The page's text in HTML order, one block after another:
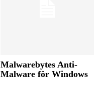
Malwarebytes Anti-
Malware för Windows